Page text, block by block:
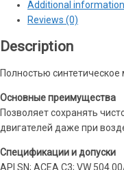
Additional information
Reviews (0)
Description
Полностью
Основные преимущества
Позволяет сохранять
двигателей даже при
Спецификации и допуски
API SN; ACEA C3; VW